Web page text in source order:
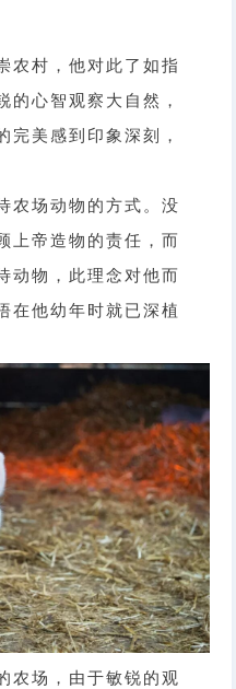
农村，他对此了如指
的心智观察大自然，
完美感到印象深刻，
农场动物的方式。没
上帝造物的责任，而
动物，此理念对他而
在他幼年时就已深植
农场，由于敏锐的观